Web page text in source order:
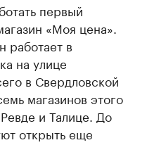
первый
«Моя цена».
работает в
на улице
в Свердловской
магазинов этого
и Талице. До
открыть еще